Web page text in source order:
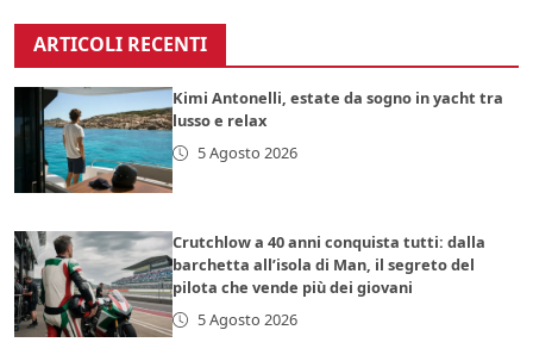
ARTICOLI RECENTI
Kimi Antonelli, estate da sogno in yacht tra
lusso e relax
5 Agosto 2026
Crutchlow a 40 anni conquista tutti: dalla
barchetta all’isola di Man, il segreto del
pilota che vende più dei giovani
5 Agosto 2026